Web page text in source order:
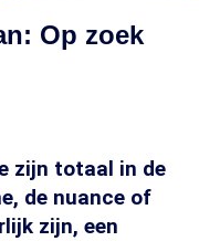
Op zoek
zijn totaal in de
de nuance of
zijn, een